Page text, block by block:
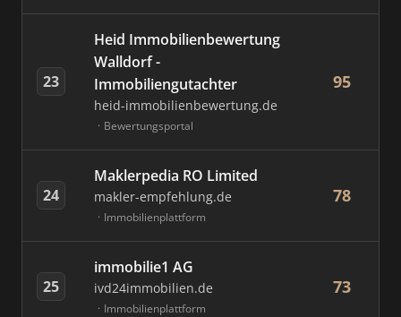
23
Heid Immobilienbewertung
Walldorf -
Immobiliengutachter
heid-immobilienbewertung.de
Bewertungsportal
95
24
Maklerpedia RO Limited
makler-empfehlung.de
Immobilienplattform
78
25
immobilie1 AG
ivd24immobilien.de
Immobilienplattform
73